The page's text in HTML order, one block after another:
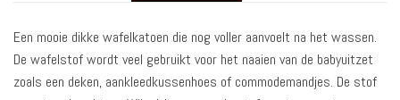
Een mooie dikke wafelkatoen die nog voller aanvoelt na het wassen.
De wafelstof wordt veel gebruikt voor het naaien van de babyuitzet
zoals een deken, aankleedkussenhoes of commodemandjes. De stof